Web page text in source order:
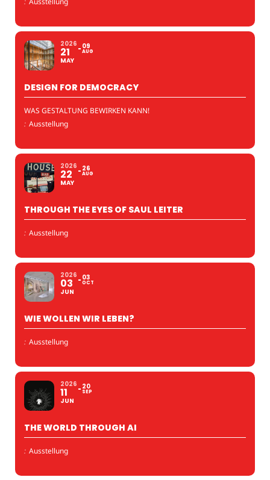
2026
21
MAY
09
AUG
DESIGN FOR DEMOCRACY
WAS GESTALTUNG BEWIRKEN KANN!
: Ausstellung
2026
22
MAY
26
AUG
THROUGH THE EYES OF SAUL LEITER
: Ausstellung
2026
03
JUN
03
OCT
WIE WOLLEN WIR LEBEN?
: Ausstellung
2026
11
JUN
20
SEP
THE WORLD THROUGH AI
: Ausstellung